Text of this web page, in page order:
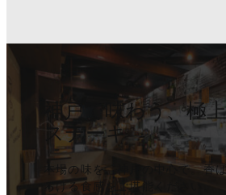
神戸で味わう、極
ステーキ
本場の味を、神戸の中心で。香
ろける食感をご堪能ください。